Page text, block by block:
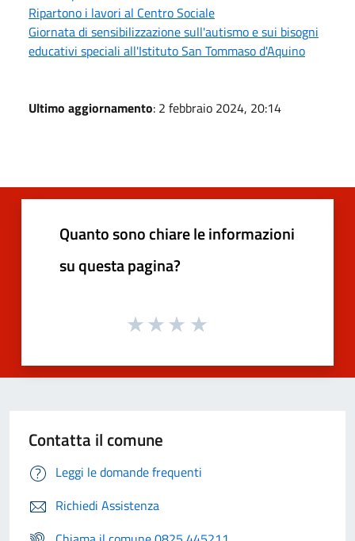
Ripartono i lavori al Centro Sociale
Giornata di sensibilizzazione sull'autismo e sui bisogni
educativi speciali all'Istituto San Tommaso d'Aquino
Ultimo aggiornamento: 2 febbraio 2024, 20:14
Quanto sono chiare le informazioni
su questa pagina?
Contatta il comune
Leggi le domande frequenti
Richiedi Assistenza